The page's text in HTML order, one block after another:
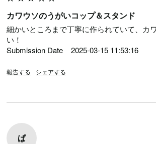
カワウソのうがいコップ＆スタンド
細かいところまで丁寧に作られていて、カ
い！
Submission Date	2025-03-15 11:53:16
報告する シェアする
ぱ